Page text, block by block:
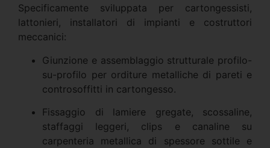
Specificamente sviluppata per cartongessisti,
lattonieri, installatori di impianti e costruttori
meccanici:
Giunzione e assemblaggio strutturale profilo-
su-profilo per orditure metalliche di pareti e
controsoffitti in cartongesso.
Fissaggio di lamiere gregate, scossaline,
staffaggi leggeri, clips e canaline su
carpenteria metallica di spessore sottile e